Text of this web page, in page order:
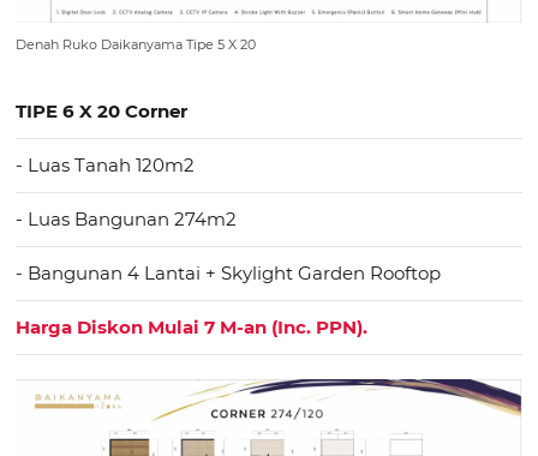
Denah Ruko Daikanyama Tipe 5 X 20
TIPE 6 X 20 Corner
- Luas Tanah 120m2
- Luas Bangunan 274m2
- Bangunan 4 Lantai + Skylight Garden Rooftop
Harga Diskon Mulai 7 M-an (Inc. PPN).